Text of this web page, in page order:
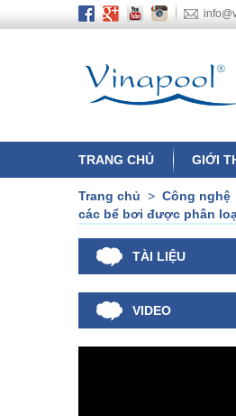
TRANG CHỦ GIỚI
Trang chủ > Công nghệ
các bể bơi được phân
TÀI LIỆU
VIDEO